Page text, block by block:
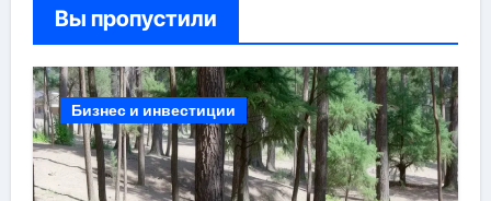
Вы пропустили
Бизнес и инвестиции